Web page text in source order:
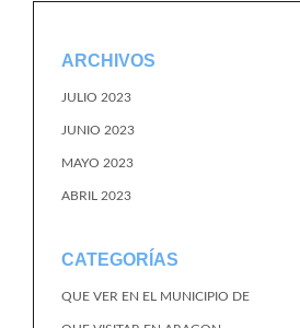
ARCHIVOS
JULIO 2023
JUNIO 2023
MAYO 2023
ABRIL 2023
CATEGORÍAS
QUE VER EN EL MUNICIPIO DE